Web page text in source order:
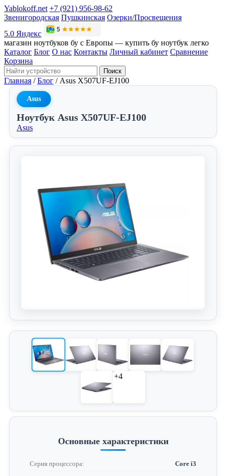
Yablokoff.net +7 (921) 956-98-62
Звенигородская Пушкинская Озерки/Просвещения
5.0 Яндекс
магазин ноутбуков бу с Европы — купить бу ноутбук легко
Каталог Блог О нас Контакты Личный кабинет Сравнение
Корзина
Поиск
Главная / Блог / Asus X507UF-EJ100
Asus
Ноутбук Asus X507UF-EJ100
Asus
+4
Основные характеристики
Серия процессора: Core i3